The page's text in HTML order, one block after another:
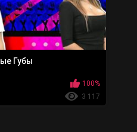
Губы
100%
3 117